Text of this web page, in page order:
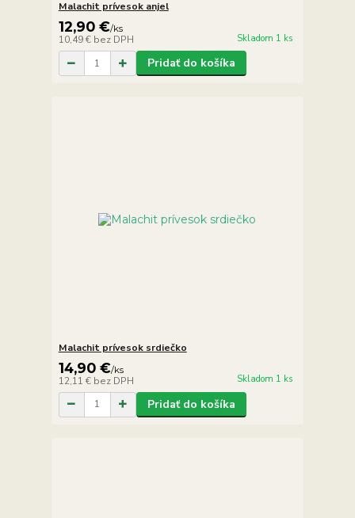
Malachit prívesok anjel
12,90 €/ks
10,49 € bez DPH Skladom 1 ks
Pridať do košíka
Malachit prívesok srdiečko
14,90 €/ks
12,11 € bez DPH Skladom 1 ks
Pridať do košíka